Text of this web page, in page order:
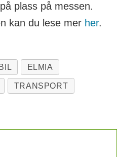
plass på messen.
kan du lese mer her.
ELMIA
TRANSPORT